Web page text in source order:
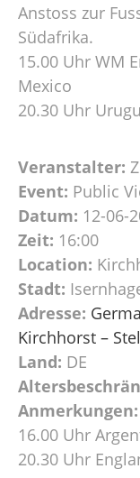
Anstoss zur
Südafrika.
15.00 Uhr WM
Mexico
20.30 Uhr
Veranstalter:
Event: Public
Datum: 12-06-
Zeit: 16:00
Location:
Stadt:
Adresse:
Kirchhorst –
Land: DE
Anmerkungen:
16.00 Uhr
20.30 Uhr